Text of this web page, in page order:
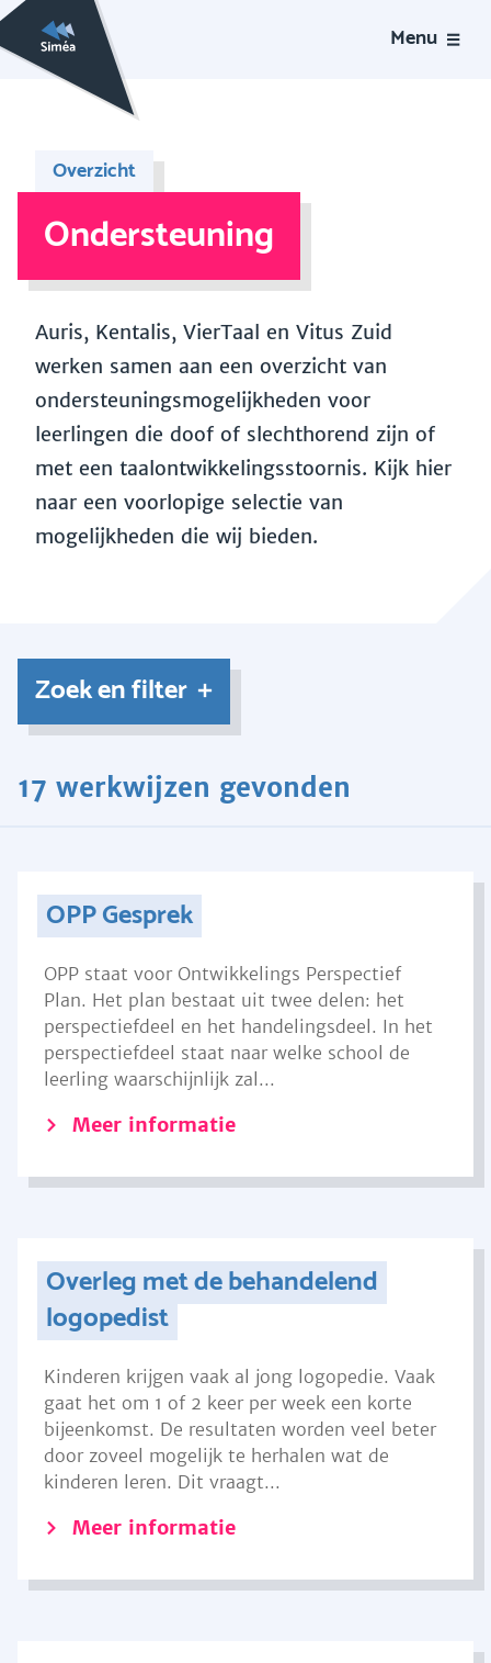
Menu
Overzicht
Ondersteuning
Auris, Kentalis, VierTaal en Vitus Zuid
werken samen aan een overzicht van
ondersteuningsmogelijkheden voor
leerlingen die doof of slechthorend zijn of
met een taalontwikkelingsstoornis. Kijk hier
naar een voorlopige selectie van
mogelijkheden die wij bieden.
Zoek en filter
17 werkwijzen gevonden
OPP Gesprek
OPP staat voor Ontwikkelings Perspectief
Plan. Het plan bestaat uit twee delen: het
perspectiefdeel en het handelingsdeel. In het
perspectiefdeel staat naar welke school de
leerling waarschijnlijk zal...
Meer informatie
Overleg met de behandelend
logopedist
Kinderen krijgen vaak al jong logopedie. Vaak
gaat het om 1 of 2 keer per week een korte
bijeenkomst. De resultaten worden veel beter
door zoveel mogelijk te herhalen wat de
kinderen leren. Dit vraagt...
Meer informatie